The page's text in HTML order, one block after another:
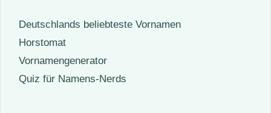
Deutschlands beliebteste Vornamen
Horstomat
Vornamengenerator
Quiz für Namens-Nerds